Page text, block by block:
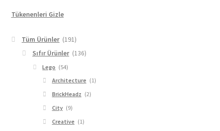
Tükenenleri Gizle
Tüm Ürünler (191)
Sıfır Ürünler (136)
Lego (54)
Architecture (1)
BrickHeadz (2)
City (9)
Creative (1)